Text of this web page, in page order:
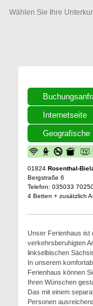
Wählen Sie Ihre
Internetseite
Geografische
01824 Rosenthal-
Bergstraße 6
Telefon: 035033
4 Betten + zusätzlich
Unser Ferienhaus ist
verkehrsberuhigten
linkselbischen
In unserem
Ferienhaus können
Ihren Wünschen
Das mit einem
Personen